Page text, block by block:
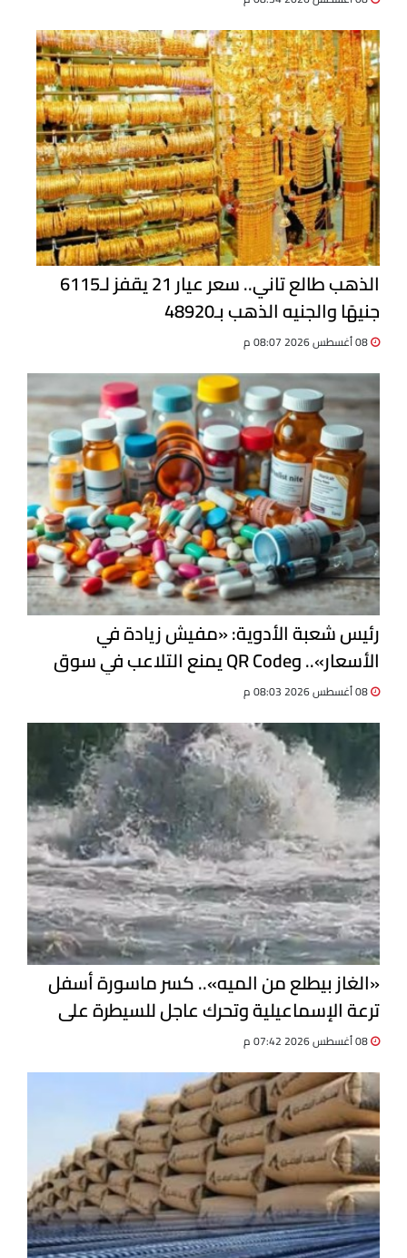
الذهب طالع تاني.. سعر عيار 21 يقفز لـ6115
جنيهًا والجنيه الذهب بـ48920
رئيس شعبة الأدوية: «مفيش زيادة في
الأسعار».. وQR Code يمنع التلاعب في سوق
الدواء
«الغاز بيطلع من الميه».. كسر ماسورة أسفل
ترعة الإسماعيلية وتحرك عاجل للسيطرة على
التسرب